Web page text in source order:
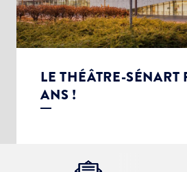
LE THÉÂTRE-SÉNART
ANS !